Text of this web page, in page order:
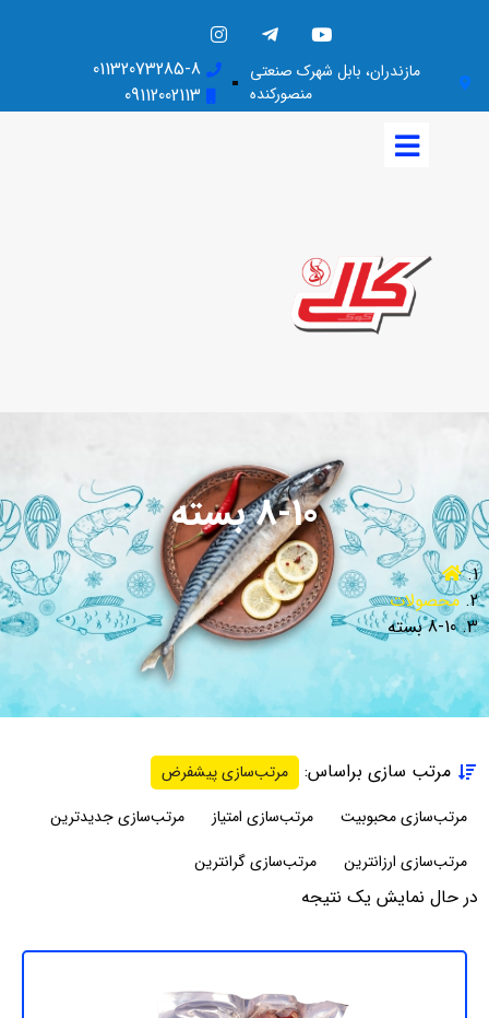
مازندران، بابل شهرک صنعتی
منصورکنده
01132073285-8
09112002113
8-10 بسته
محصولات
8-10 بسته
در حال نمایش یک نتیجه
مرتب سازی براساس:
مرتب‌سازی پیشفرض
مرتب‌سازی محبوبیت
مرتب‌سازی امتیاز
مرتب‌سازی جدیدترین
مرتب‌سازی ارزانترین
مرتب‌سازی گرانترین